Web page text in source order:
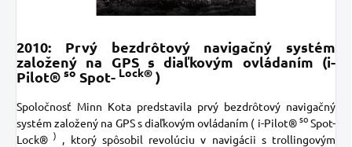
2010: Prvý bezdrôtový navigačný systém
založený na GPS s diaľkovým ovládaním (i-
Pilot® so Spot- Lock® )
Spoločnosť Minn Kota predstavila prvý bezdrôtový navigačný
systém založený na GPS s diaľkovým ovládaním ( i-Pilot® so Spot-
Lock® ) , ktorý spôsobil revolúciu v navigácii s trollingovým